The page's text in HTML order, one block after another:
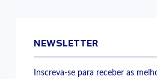
NEWSLETTER
Inscreva-se para receber as